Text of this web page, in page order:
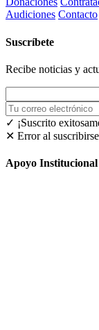
Audiciones Contacto
Suscríbete
Recibe noticias y
✓ ¡Suscrito
✕ Error al
Apoyo Institucional